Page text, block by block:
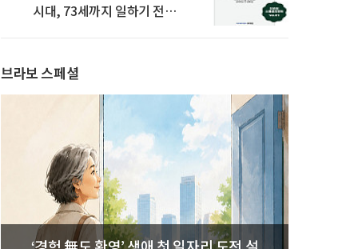
시대, 73세까지 일하기 전략’
브라보 스페셜